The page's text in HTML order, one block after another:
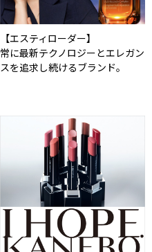
【エスティローダー】
常に最新テクノロジーとエレガン
スを追求し続けるブランド。